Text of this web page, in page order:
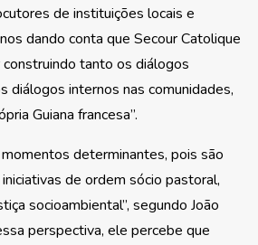
de instituições locais e
dando conta que Secour Catolique
tanto os diálogos
diálogos internos nas comunidades,
Guiana francesa”.
determinantes, pois são
de ordem sócio pastoral,
socioambiental”, segundo João
perspectiva, ele percebe que